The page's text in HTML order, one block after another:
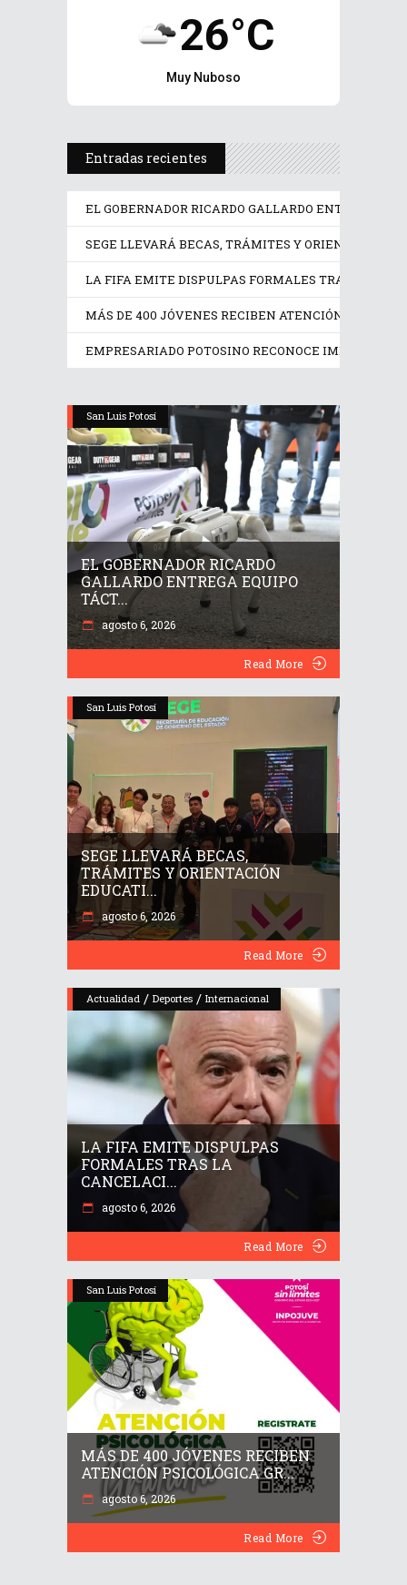
26°C
Muy Nuboso
Entradas recientes
EL GOBERNADOR RICARDO GALLARDO ENTREGA
SEGE LLEVARÁ BECAS, TRÁMITES Y ORIENTACIÓN
LA FIFA EMITE DISPULPAS FORMALES TRAS LA
MÁS DE 400 JÓVENES RECIBEN ATENCIÓN
EMPRESARIADO POTOSINO RECONOCE IMPULSO
San Luis Potosí
EL GOBERNADOR RICARDO
GALLARDO ENTREGA EQUIPO
TÁCT...
agosto 6, 2026
Read More
San Luis Potosí
SEGE LLEVARÁ BECAS,
TRÁMITES Y ORIENTACIÓN
EDUCATI...
agosto 6, 2026
Read More
Actualidad / Deportes / Internacional
LA FIFA EMITE DISPULPAS
FORMALES TRAS LA
CANCELACI...
agosto 6, 2026
Read More
San Luis Potosí
MÁS DE 400 JÓVENES RECIBEN
ATENCIÓN PSICOLÓGICA GR...
agosto 6, 2026
Read More